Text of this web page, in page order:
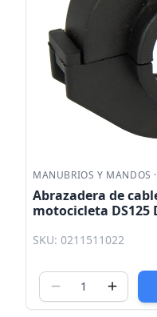
MANUBRIOS Y MANDOS ·
Abrazadera de
motocicleta DS125
SKU: 0211511022